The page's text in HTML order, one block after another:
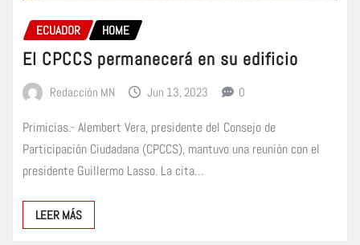
ECUADOR HOME
El CPCCS permanecerá en su edificio
Redacción MN Jun 13, 2023 0
Primicias.- Alembert Vera, presidente del Consejo de
Participación Ciudadana (CPCCS), mantuvo una reunión con el
presidente Guillermo Lasso. La cita…
LEER MÁS